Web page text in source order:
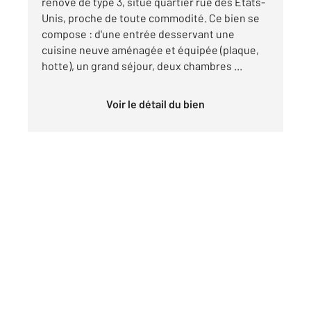
Unis, proche de toute commodité. Ce bien se
compose : d'une entrée desservant une
cuisine neuve aménagée et équipée (plaque,
hotte), un grand séjour, deux chambres ...
Voir le détail du bien